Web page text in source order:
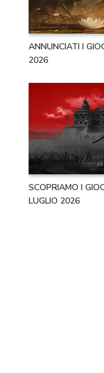
ANNUNCIATI I
2026
SCOPRIAMO I
LUGLIO 2026